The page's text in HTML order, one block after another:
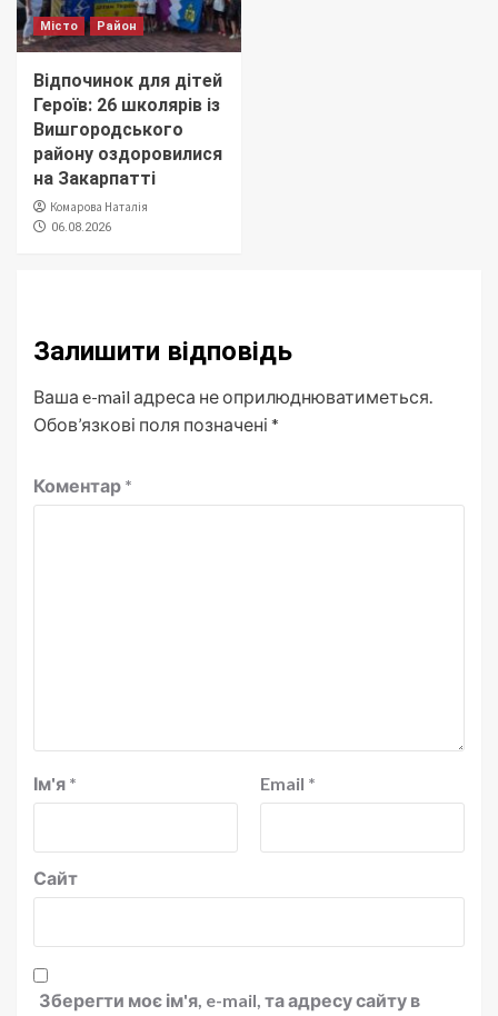
Місто Район
Відпочинок для дітей
Героїв: 26 школярів із
Вишгородського
району оздоровилися
на Закарпатті
Комарова Наталія
06.08.2026
Залишити відповідь
Ваша e-mail адреса не оприлюднюватиметься.
Обов’язкові поля позначені *
Коментар *
Ім'я * Email *
Сайт
Зберегти моє ім'я, e-mail, та адресу сайту в